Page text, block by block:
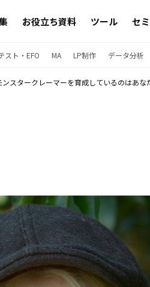
お役立ち資料 ツール セ
スト・EFO MA LP制作 データ分析
ンスタークレーマーを育成しているのはあ